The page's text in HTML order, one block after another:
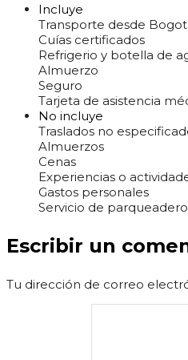
Incluye
Transporte desde
Cuías certificados
Refrigerio y botella de
Almuerzo
Seguro
Tarjeta de asistencia
No incluye
Traslados no
Almuerzos
Cenas
Experiencias o
Gastos personales
Servicio de parqueadero
Escribir un
Tu dirección de correo